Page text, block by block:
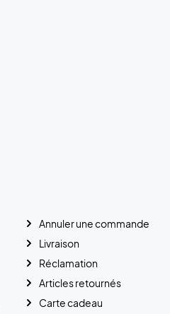
Annuler une commande
Livraison
Réclamation
Articles retournés
Carte cadeau